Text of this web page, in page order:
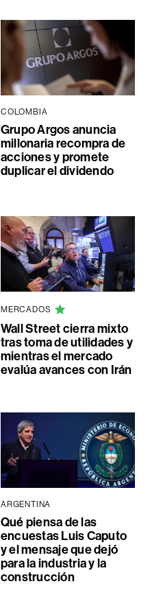
COLOMBIA
Grupo Argos anuncia
millonaria recompra de
acciones y promete
duplicar el dividendo
MERCADOS
Wall Street cierra mixto
tras toma de utilidades y
mientras el mercado
evalúa avances con Irán
ARGENTINA
Qué piensa de las
encuestas Luis Caputo
y el mensaje que dejó
para la industria y la
construcción